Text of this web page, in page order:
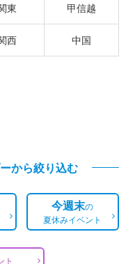
東 甲信越
西 中国
から絞り込む
今週末の
夏休みイベント
ト